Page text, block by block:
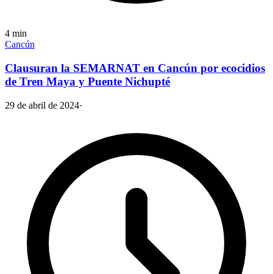
4 min
Cancún
Clausuran la SEMARNAT en Cancún por ecocidios
de Tren Maya y Puente Nichupté
29 de abril de 2024·